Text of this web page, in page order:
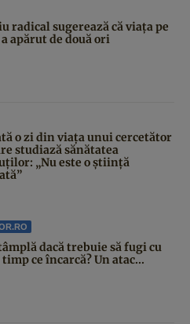
radical sugerează că viața pe
apărut de două ori
o zi din viața unui cercetător
studiază sănătatea
„Nu este o știință
dacă trebuie să fugi cu
ce încarcă? Un atac...